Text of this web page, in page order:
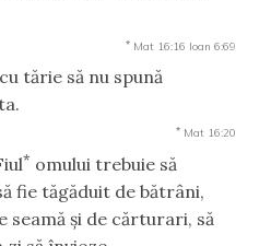
* Mat 16:16 Ioan 6:69
tărie să nu spună
* Mat 16:20
* omului trebuie să
fie tăgăduit de bătrâni,
seamă şi de cărturari, să